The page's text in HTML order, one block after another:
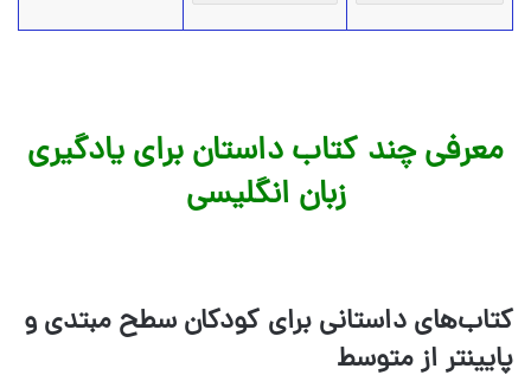
معرفی چند کتاب داستان برای یادگیری
زبان انگلیسی
کتاب‌های داستانی برای کودکان سطح مبتدی و
پایینتر از متوسط